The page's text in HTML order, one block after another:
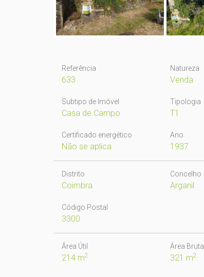
Referência
633
Natureza
Venda
Subtipo de Imóvel
Casa de Campo
Tipologia
T1
Certificado energético
Não se aplica
Ano
1937
Distrito
Coimbra
Concelho
Arganil
Código Postal
3300
Área Útil
214 m2
Área Bruta
321 m2